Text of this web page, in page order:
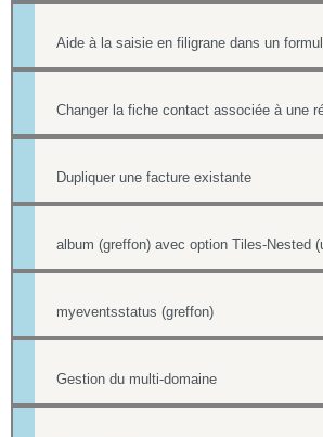
Dupliquer une facture existante
myeventsstatus (greffon)
Gestion du multi-domaine